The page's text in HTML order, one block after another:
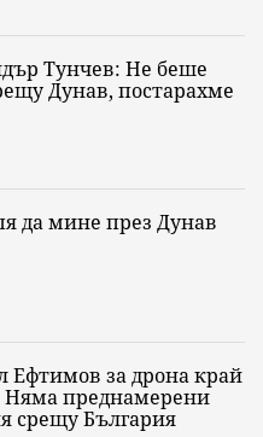
Тунчев: Не беше
Дунав, постарахме
да мине през Дунав
Ефтимов за дрона край
Няма преднамерени
срещу България